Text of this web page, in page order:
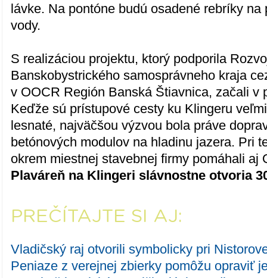
lávke. Na pontóne budú osadené rebríky na
vody.
S realizáciou projektu, ktorý podporila
Banskobystrického samosprávneho kraja
v OOCR Región Banská Štiavnica, začali v
Keďže sú prístupové cesty ku Klingeru
lesnaté, najväčšou výzvou bola práve
betónových modulov na hladinu jazera. Pri
okrem miestnej stavebnej firmy pomáhali aj
Plaváreň na Klingeri slávnostne otvoria
PREČÍTAJTE SI AJ:
Vladičský raj otvorili symbolicky pri
Peniaze z verejnej zbierky pomôžu opraviť